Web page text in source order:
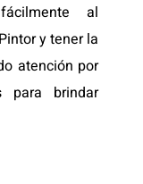
al
y tener la
atención por
para brindar